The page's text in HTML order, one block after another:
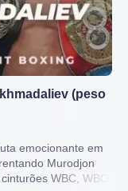
(peso
emocionante em
Murodjon
WBC, WBO